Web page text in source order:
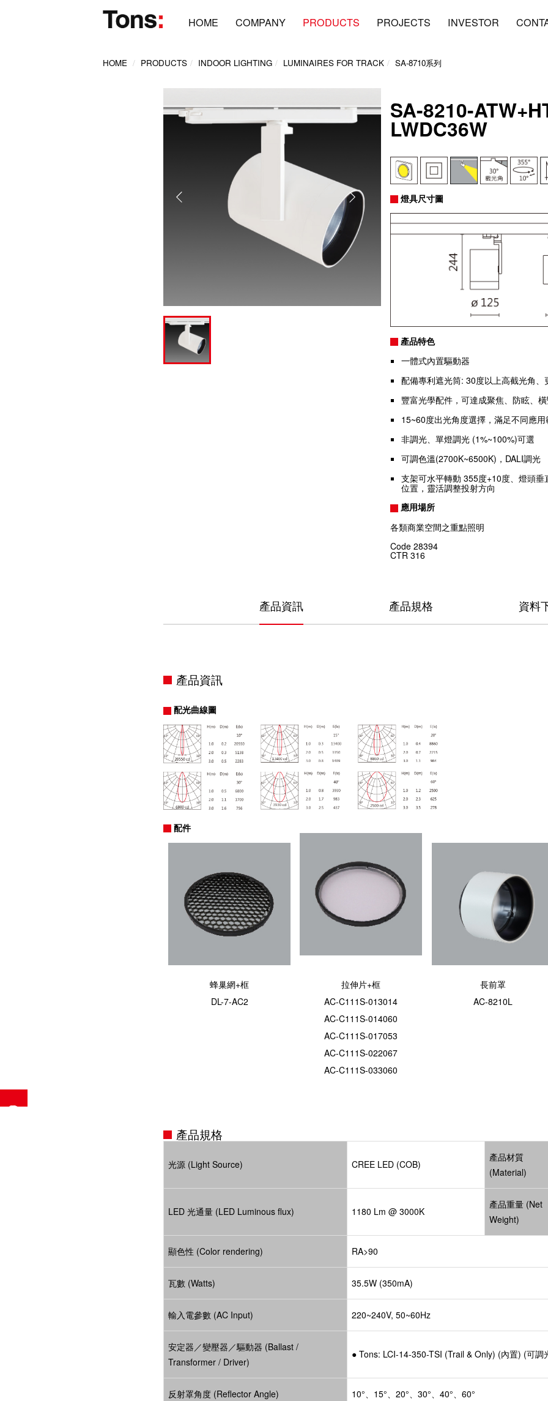
HOME COMPANY PRODUCTS PROJECTS INVESTOR
HOME PRODUCTS INDOOR LIGHTING LUMINAIRES FOR TRACK SA-8710系列
SA-8210-
LWDC36W
燈具尺寸圖
產品特色
一體式內置驅動器
配備專利遮光筒: 30度以上高截光角、
豐富光學配件，可達成聚焦、防眩、
15~60度出光角度選擇，滿足不同應
非調光、單燈調光 (1%~100%)可選
可調色溫(2700K~6500K)，DALI調光
支架可水平轉動 355度+10度、燈頭
位置，靈活調整投射方向
應用場所
各類商業空間之重點照明
Code28394
CTR316
產品資訊 產品規格 資料
產品資訊
配光曲線圖
配件
蜂巢網+框
DL-7-AC2
拉伸片+框
AC-C111S-013014
AC-C111S-014060
AC-C111S-017053
AC-C111S-022067
AC-C111S-033060
長前罩
AC-8210L
產品規格
光源 (Light Source) CREE LED (COB)
產品材質
(Material)
LED 光通量 (LED Luminous flux) 1180 Lm @ 3000K
產品重量 (Net
Weight)
顯色性 (Color rendering) RA>90
瓦數 (Watts) 35.5W (350mA)
輸入電參數 (AC Input) 220~240V, 50~60Hz
安定器／變壓器／驅動器 (Ballast /
Transformer / Driver)
● Tons: LCI-14-350-TSI (Trail & Only) (內置) (可調
反射罩角度 (Reflector Angle) 10°、15°、20°、30°、40°、60°